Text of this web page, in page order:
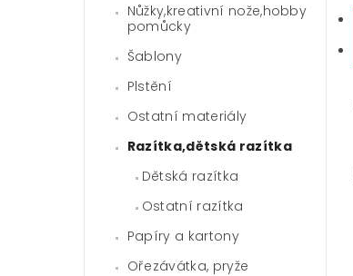
Nůžky,kreativní nože,hobby
pomůcky
Šablony
Plstění
Ostatní materiály
Razítka,dětská razítka
Dětská razítka
Ostatní razítka
Papíry a kartony
Ořezávátka, pryže